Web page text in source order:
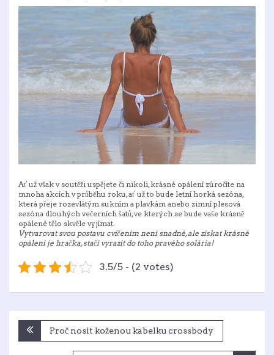
Ať už však v soutěži uspějete či nikoli, krásné opálení zúročíte na
mnoha akcích v průběhu roku, ať už to bude letní horká sezóna,
která přeje rozevlátým sukním a plavkám anebo zimní plesová
sezóna dlouhých večerních šatů, ve kterých se bude vaše krásně
opálené tělo skvěle vyjímat.
Vytvarovat svou postavu cvičením není snadné, ale získat krásné
opálení je hračka, stačí vyrazit do toho pravého solária!
3.5/5 - (2 votes)
Navigace
pro
Proč nosit koženou kabelku crossbody